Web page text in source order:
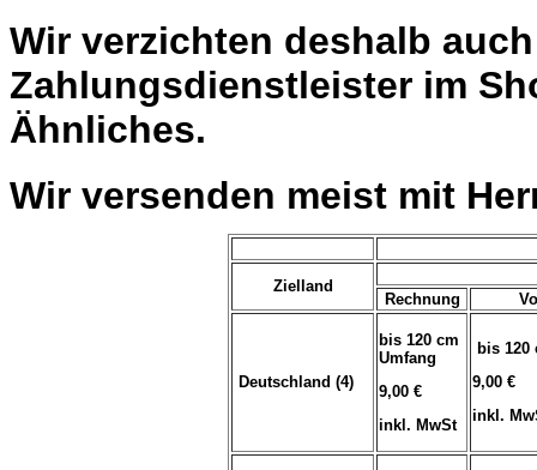
Wir verzichten deshalb
Zahlungsdienstleister im
Ähnliches.
Wir versenden meist mit
Zielland
Rechnung
Deutschland (4)
bis 120 cm
Umfang
9,00 €
inkl. MwSt
bis 120
9,00 €
inkl.